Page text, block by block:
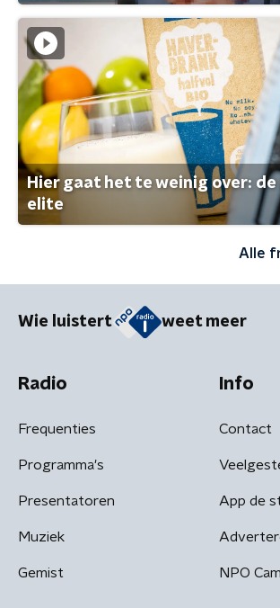
Hier gaat het te weinig over:
elite
Alle
Wie luistert weet meer
Radio
Frequenties
Programma's
Presentatoren
Muziek
Gemist
Info
Contact
App de
NPO